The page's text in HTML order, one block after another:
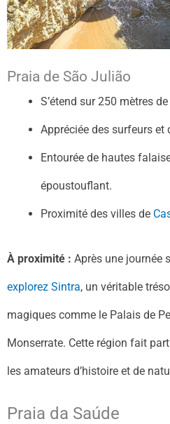
Praia de São Julião
S’étend sur 250 mètres
Appréciée des surfeurs et
Entourée de hautes
époustouflant.
Proximité des villes de
À proximité : Après une journée
explorez Sintra, un véritable
magiques comme le Palais de
Monserrate. Cette région fait
les amateurs d’histoire et de
Praia da Saúde